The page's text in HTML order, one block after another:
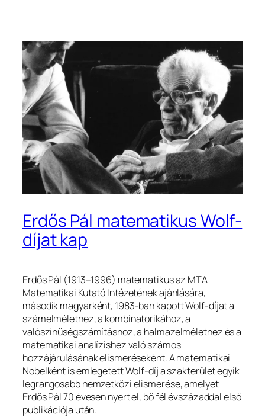
Erdős Pál matematikus Wolf-
díjat kap
Erdős Pál (1913–1996) matematikus az MTA
Matematikai Kutató Intézetének ajánlására,
második magyarként, 1983-ban kapott Wolf-díjat a
számelmélethez, a kombinatorikához, a
valószínűségszámításhoz, a halmazelmélethez és a
matematikai analízishez való számos
hozzájárulásának elismeréseként. A matematikai
Nobelként is emlegetett Wolf-díj a szakterület egyik
legrangosabb nemzetközi elismerése, amelyet
Erdős Pál 70 évesen nyert el, bő fél évszázaddal első
publikációja után.